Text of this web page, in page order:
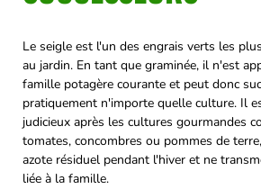
Le seigle est l'un des engrais verts les
au jardin. En tant que graminée, il n'est
famille potagère courante et peut donc
pratiquement n'importe quelle culture. Il
judicieux après les cultures gourmandes
tomates, concombres ou pommes de
azote résiduel pendant l'hiver et ne
liée à la famille.